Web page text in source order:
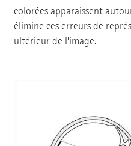
colorées apparaissent
élimine ces erreurs de
ultérieur de l’image.